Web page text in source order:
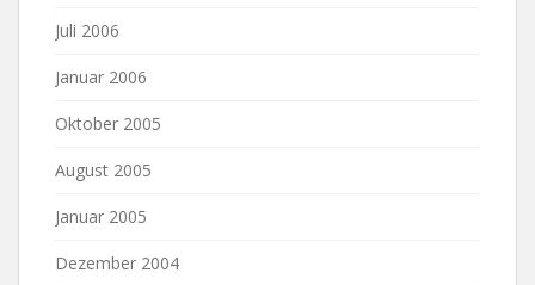
Juli 2006
Januar 2006
Oktober 2005
August 2005
Januar 2005
Dezember 2004